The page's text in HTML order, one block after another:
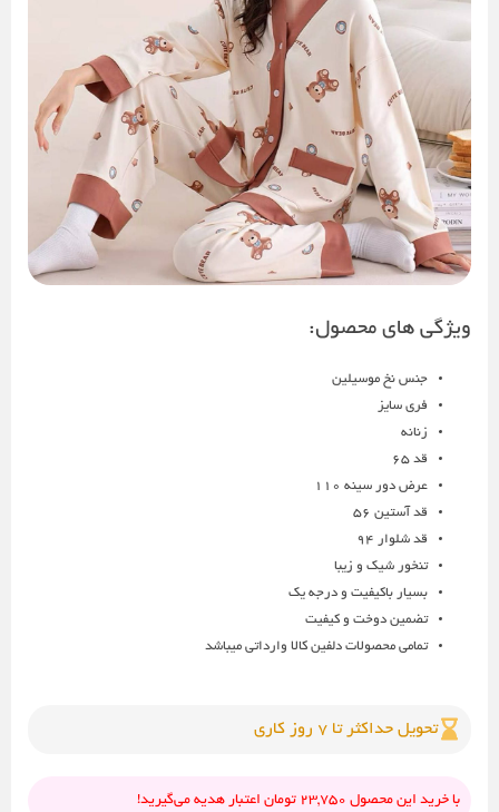
ویژگی های محصول:
جنس نخ موسیلین
فری سایز
زنانه
قد 65
عرض دور سینه 110
قد آستین 56
قد شلوار 94
تنخور شیک و زیبا
بسیار باکیفیت و درجه یک
تضمین دوخت و کیفیت
تمامی محصولات دلفین کالا وارداتی میباشد
تحویل حداکثر تا 7 روز کاری
با خرید این محصول 23,750 تومان اعتبار هدیه می‌گیرید!